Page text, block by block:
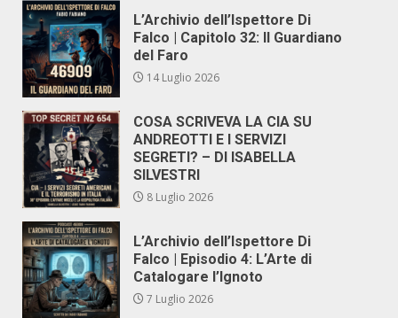
L’Archivio dell’Ispettore Di
Falco | Capitolo 32: Il Guardiano
del Faro
14 Luglio 2026
COSA SCRIVEVA LA CIA SU
ANDREOTTI E I SERVIZI
SEGRETI? – DI ISABELLA
SILVESTRI
8 Luglio 2026
L’Archivio dell’Ispettore Di
Falco | Episodio 4: L’Arte di
Catalogare l’Ignoto
7 Luglio 2026